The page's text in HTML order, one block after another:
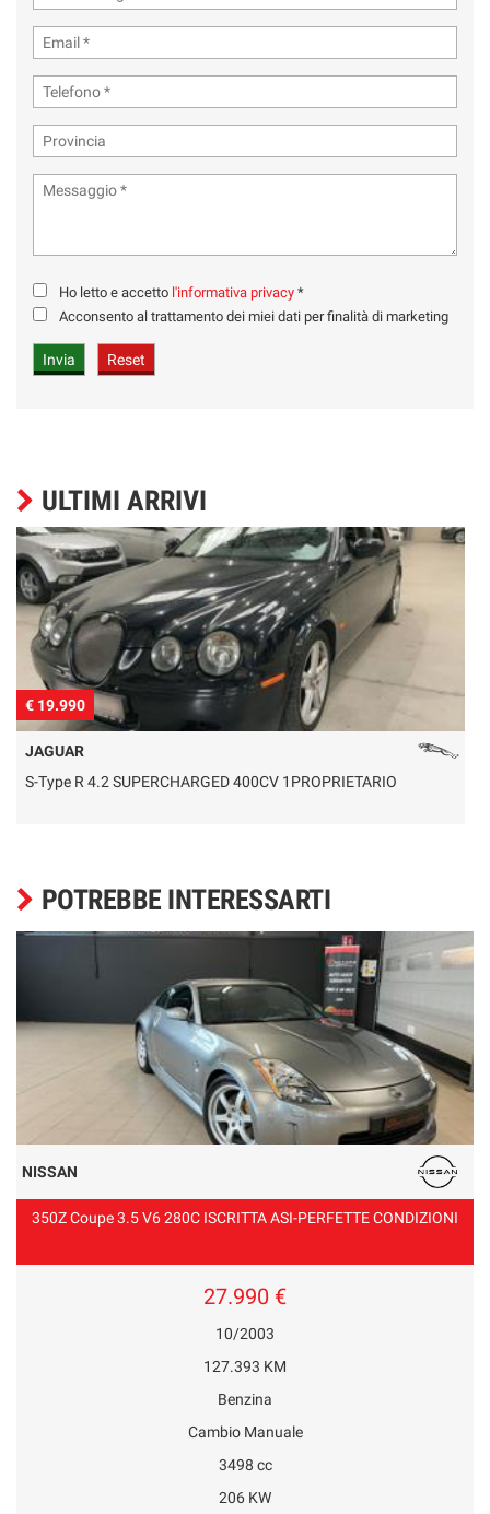
Ho letto e accetto l'informativa privacy *
Acconsento al trattamento dei miei dati per finalità di marketing
ULTIMI ARRIVI
€ 19.990
JAGUAR
S-Type R 4.2 SUPERCHARGED 400CV 1PROPRIETARIO
POTREBBE INTERESSARTI
NISSAN
350Z Coupe 3.5 V6 280C ISCRITTA ASI-PERFETTE CONDIZIONI
27.990 €
10/2003
127.393 KM
Benzina
Cambio Manuale
3498 cc
206 KW